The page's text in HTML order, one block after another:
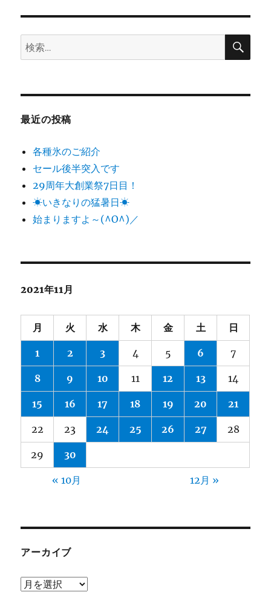
ン
検
索:
検
最近の投稿
各種氷のご紹介
セール後半突入です
29周年大創業祭7日目！
☀いきなりの猛暑日☀
始まりますよ～(^O^)／
2021年11月
月 火 水 木 金 土 日
1 2 3 4 5 6 7
8 9 10 11 12 13 14
15 16 17 18 19 20 21
22 23 24 25 26 27 28
29 30
« 10月 12月 »
アーカイブ
ア